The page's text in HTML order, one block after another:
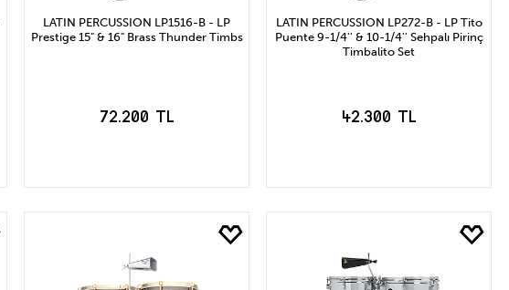
LATIN PERCUSSION LP1516-B - LP
Prestige 15" & 16" Brass Thunder Timbs
72.200 TL
SEPETE EKLE
LATIN PERCUSSION LP272-B - LP Tito
Puente 9-1/4'' & 10-1/4'' Sehpalı Pirinç
Timbalito Set
42.300 TL
SEPETE EKLE